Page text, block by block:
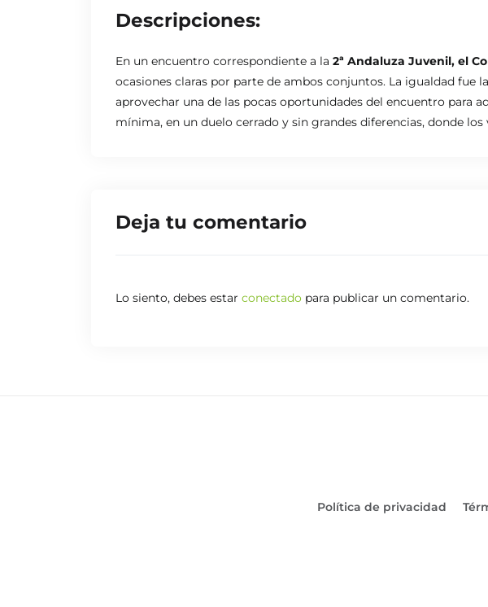
Descripciones:
En un encuentro correspondiente a la 2ª Andaluza Juvenil, el
ocasiones claras por parte de ambos conjuntos. La igualdad
aprovechar una de las pocas oportunidades del encuentro para
mínima, en un duelo cerrado y sin grandes diferencias, donde
Deja tu comentario
Lo siento, debes estar conectado para publicar un comentario.
Política de privacidad